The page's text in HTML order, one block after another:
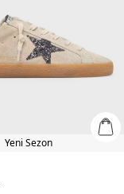
Yeni Sezon